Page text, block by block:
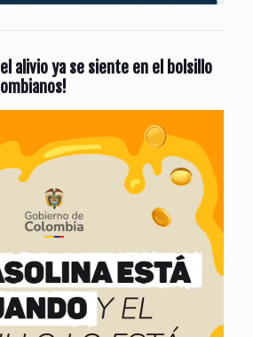
el alivio ya se siente en el bolsillo